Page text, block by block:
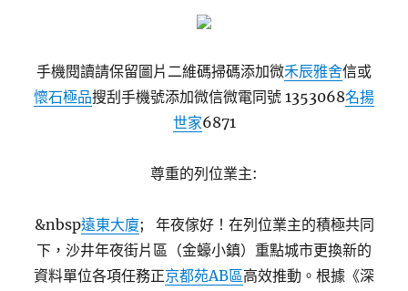
手機閱讀請保留圖片二維碼掃碼添加微禾辰雅舍信或
懷石極品搜刮手機號添加微信微電同號 1353068名揚
世家6871
尊重的列位業主:
&nbsp遠東大廈; 年夜傢好！在列位業主的積極共同
下，沙井年夜街片區（金蠔小鎮）重點城市更換新的
資料單位各項任務正京都苑AB區高效推動。根據《深